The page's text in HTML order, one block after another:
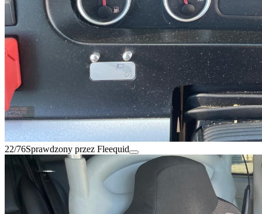
22/76Sprawdzony przez Fleequid